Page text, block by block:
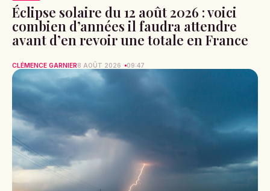
Éclipse solaire du 12 août 2026 : voici
combien d’années il faudra attendre
avant d’en revoir une totale en France
CLÉMENCE GARNIER8 AOÛT 2026 09:47